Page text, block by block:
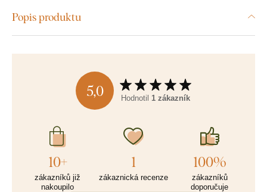
Popis produktu
5,0 Hodnotil 1 zákazník
10+
zákazníků již
nakoupilo
1
zákaznická recenze
100%
zákazníků
doporučuje